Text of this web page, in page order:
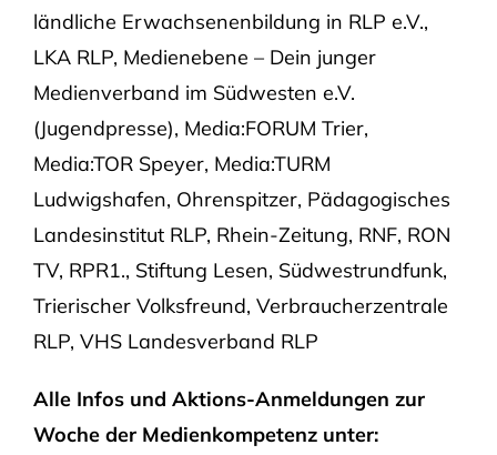
ländliche Erwachsenenbildung in RLP e.V.,
LKA RLP, Medienebene – Dein junger
Medienverband im Südwesten e.V.
(Jugendpresse), Media:FORUM Trier,
Media:TOR Speyer, Media:TURM
Ludwigshafen, Ohrenspitzer, Pädagogisches
Landesinstitut RLP, Rhein-Zeitung, RNF, RON
TV, RPR1., Stiftung Lesen, Südwestrundfunk,
Trierischer Volksfreund, Verbraucherzentrale
RLP, VHS Landesverband RLP
Alle Infos und Aktions-Anmeldungen zur
Woche der Medienkompetenz unter: